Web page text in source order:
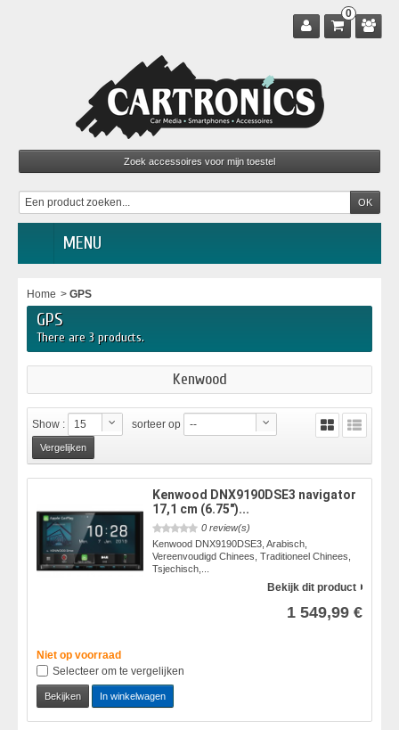
0
MENU
Home > GPS
GPS
There are 3 products.
Kenwood
Show : 15 sorteer op --
Kenwood DNX9190DSE3 navigator
17,1 cm (6.75")...
0 review(s)
Kenwood DNX9190DSE3, Arabisch,
Vereenvoudigd Chinees, Traditioneel Chinees,
Tsjechisch,...
Bekijk dit product
1 549,99 €
Niet op voorraad
Selecteer om te vergelijken
Bekijken In winkelwagen